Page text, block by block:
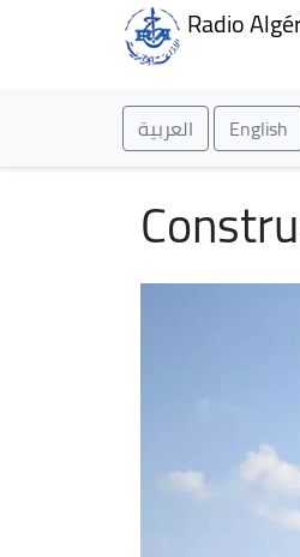
Radio
العربية English